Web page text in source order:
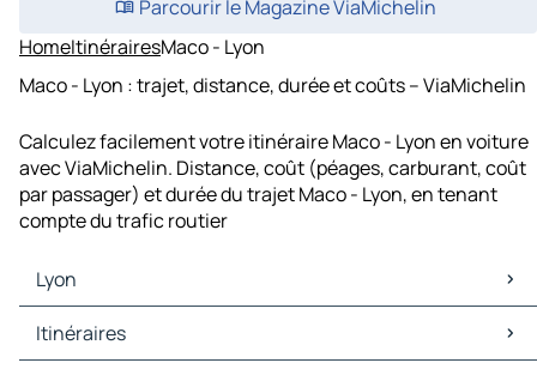
Parcourir le Magazine ViaMichelin
HomeItinérairesMaco - Lyon
Maco - Lyon : trajet, distance, durée et coûts – ViaMichelin
Calculez facilement votre itinéraire Maco - Lyon en voiture
avec ViaMichelin. Distance, coût (péages, carburant, coût
par passager) et durée du trajet Maco - Lyon, en tenant
compte du trafic routier
Lyon
Lyon Cartes et plans
Lyon Trafic
Itinéraires